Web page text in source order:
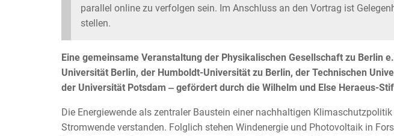
parallel online zu verfolgen sein. Im Anschluss an den Vortrag ist
stellen.
Eine gemeinsame Veranstaltung der Physikalischen Gesellschaft zu Berlin
Universität Berlin, der Humboldt-Universität zu Berlin, der Technischen
der Universität Potsdam ‒ gefördert durch die Wilhelm und Else Heraeus-
Die Energiewende als zentraler Baustein einer nachhaltigen
Stromwende verstanden. Folglich stehen Windenergie und Photovoltaik in